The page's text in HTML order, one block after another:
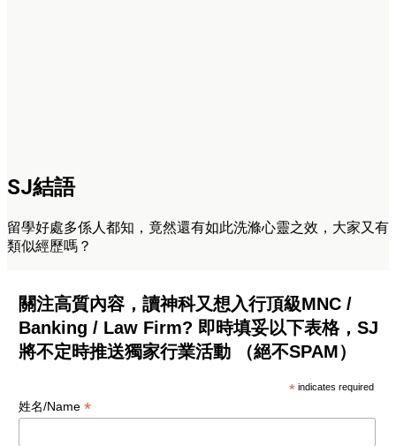
SJ結語
留學好處多係人都知，竟然還有如此洗滌心靈之效，大家又有
類似經歷嗎？
關注高質內容，讀神科又想入行頂級MNC /
Banking / Law Firm? 即時填妥以下表格，SJ
將不定時推送獨家行業活動 （絕不SPAM）
* indicates required
姓名/Name *